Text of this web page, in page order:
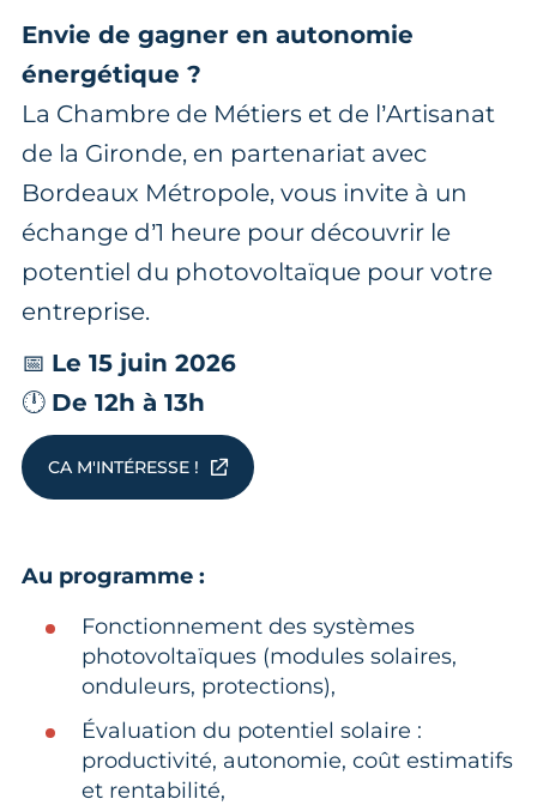
Envie de gagner en autonomie
énergétique ?
La Chambre de Métiers et de l’Artisanat
de la Gironde, en partenariat avec
Bordeaux Métropole, vous invite à un
échange d’1 heure pour découvrir le
potentiel du photovoltaïque pour votre
entreprise.
📅 Le 15 juin 2026
🕛 De 12h à 13h
CA M'INTÉRESSE !
Au programme :
Fonctionnement des systèmes
photovoltaïques (modules solaires,
onduleurs, protections),
Évaluation du potentiel solaire :
productivité, autonomie, coût estimatifs
et rentabilité,